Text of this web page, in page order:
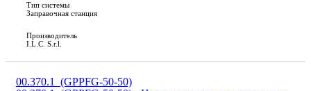
Тип системы
Заправочная станция
Производитель
I.L.C. S.r.l.
00.370.1_(GPPFG‐50-50)